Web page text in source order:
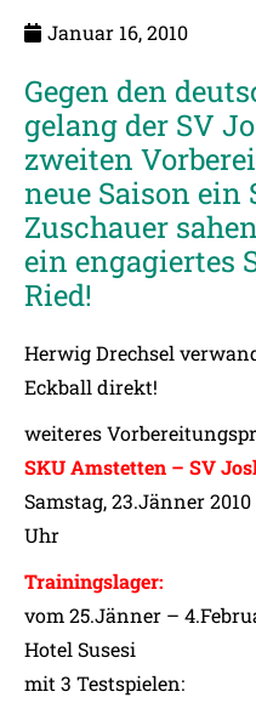
Januar 16, 2010
Gegen den
gelang der SV
zweiten
neue Saison ein
Zuschauer
ein engagiertes
Ried!
Herwig Drechsel
Eckball direkt!
weiteres
SKU Amstetten – SV
Samstag, 23.Jänner
Uhr
Trainingslager:
vom 25.Jänner –
Hotel Susesi
mit 3 Testspielen: